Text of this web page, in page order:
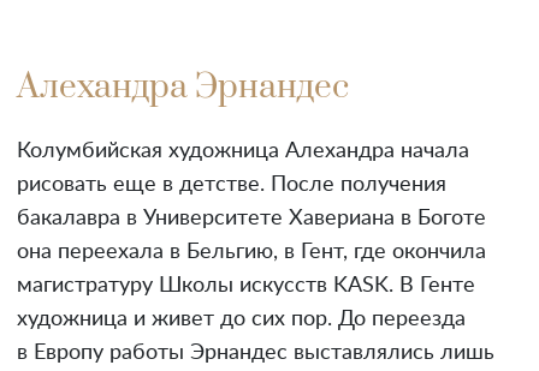
Алехандра Эрнандес
Колумбийская художница Алехандра начала
рисовать еще в детстве. После получения
бакалавра в Университете Хавериана в Боготе
она переехала в Бельгию, в Гент, где окончила
магистратуру Школы искусств KASK. В Генте
художница и живет до сих пор. До переезда
в Европу работы Эрнандес выставлялись лишь